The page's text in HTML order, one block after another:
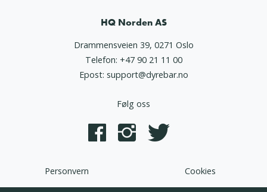
HQ Norden AS
Drammensveien 39, 0271 Oslo
Telefon: +47 90 21 11 00
Epost: support@dyrebar.no
Følg oss
Personvern Cookies